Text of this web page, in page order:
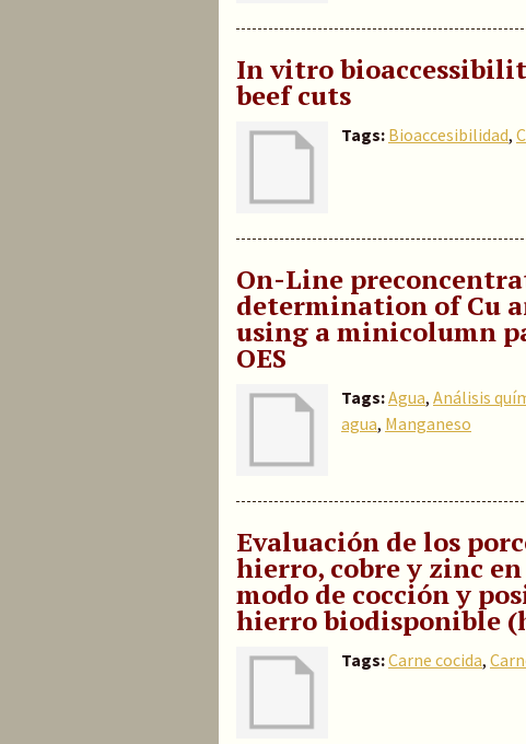
In vitro
beef cuts
Tags: Bioaccesibilidad,
On-Line
determination of Cu
using a minicolumn
OES
Tags:Agua, Análisis
agua, Manganeso
Evaluación de los
hierro, cobre y zinc
modo de cocción y
hierro biodisponible
Tags:Carne cocida,